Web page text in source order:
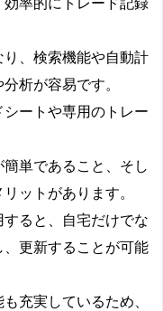
率的にトレード記録
、検索機能や自動計
析が容易です。
ートや専用のトレー
単であること、そし
ットがあります。
ると、自宅だけでな
、更新することが可能
充実しているため、